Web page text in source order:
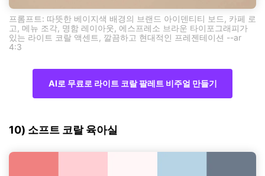
프롬프트: 따뜻한 베이지색 배경의 브랜드 아이덴티티 보드, 카페 로
고, 메뉴 조각, 명함 레이아웃, 에스프레소 브라운 타이포그래피가
있는 라이트 코랄 액센트, 깔끔하고 현대적인 프레젠테이션 --ar
4:3
AI로 무료로 라이트 코랄 팔레트 비주얼 만들기
10) 소프트 코랄 육아실